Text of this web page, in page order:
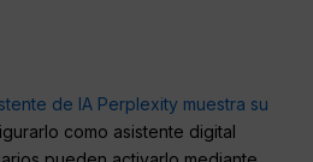
de IA Perplexity muestra su
como asistente digital